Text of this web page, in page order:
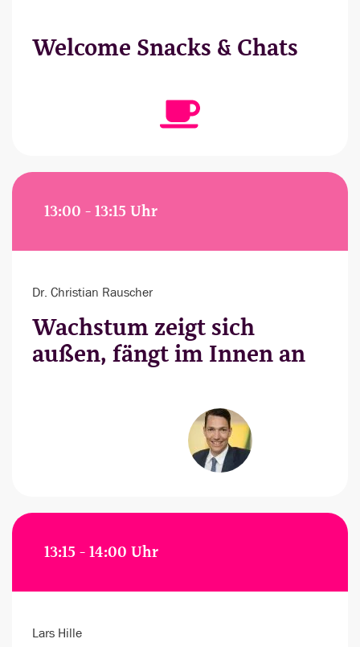
Welcome Snacks & Chats
13:00 - 13:15 Uhr
Dr. Christian Rauscher
Wachstum zeigt sich
außen, fängt im Innen an
13:15 - 14:00 Uhr
Lars Hille